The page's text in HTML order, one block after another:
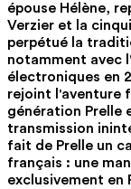
épouse Hélène,
Verzier et la
perpétué la
notamment avec
électroniques en
rejoint l'aventure
génération Prelle
transmission
fait de Prelle un
français : une
exclusivement en